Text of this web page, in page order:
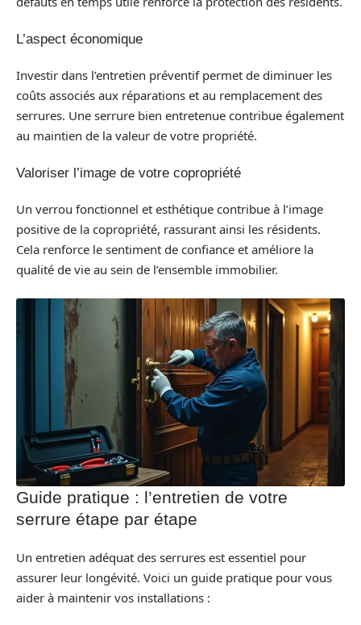
L’aspect économique
Investir dans l’entretien préventif permet de diminuer les
coûts associés aux réparations et au remplacement des
serrures. Une serrure bien entretenue contribue également
au maintien de la valeur de votre propriété.
Valoriser l’image de votre copropriété
Un verrou fonctionnel et esthétique contribue à l’image
positive de la copropriété, rassurant ainsi les résidents.
Cela renforce le sentiment de confiance et améliore la
qualité de vie au sein de l’ensemble immobilier.
Guide pratique : l’entretien de votre
serrure étape par étape
Un entretien adéquat des serrures est essentiel pour
assurer leur longévité. Voici un guide pratique pour vous
aider à maintenir vos installations :